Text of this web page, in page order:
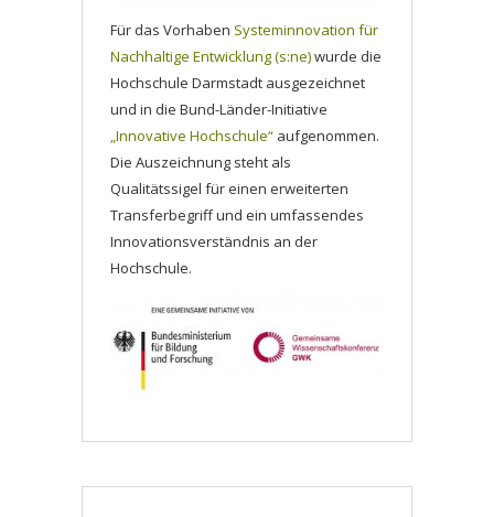
Für das Vorhaben Systeminnovation für
Nachhaltige Entwicklung (s:ne)wurde die
Hochschule Darmstadt ausgezeichnet
und in die Bund-Länder-Initiative
„Innovative Hochschule“ aufgenommen.
Die Auszeichnung steht als
Qualitätssigel für einen erweiterten
Transferbegriff und ein umfassendes
Innovationsverständnis an der
Hochschule.